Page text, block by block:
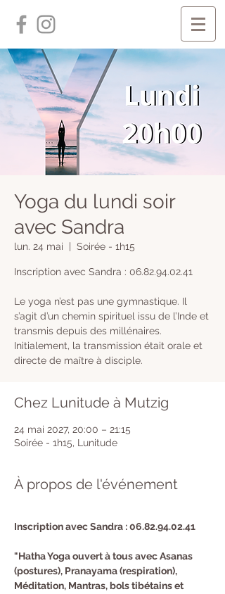
Yoga du lundi soir
avec Sandra
lun. 24 mai Soirée - 1h15
Inscription avec Sandra : 06.82.94.02.41
Le yoga n’est pas une gymnastique. Il
s’agit d’un chemin spirituel issu de l’Inde et
transmis depuis des millénaires.
Initialement, la transmission était orale et
directe de maître à disciple.
Chez Lunitude à Mutzig
24 mai 2027, 20:00 – 21:15
Soirée - 1h15, Lunitude
À propos de l'événement
Inscription avec Sandra : 06.82.94.02.41
"Hatha Yoga ouvert à tous avec Asanas
(postures), Pranayama (respiration),
Méditation, Mantras, bols tibétains et